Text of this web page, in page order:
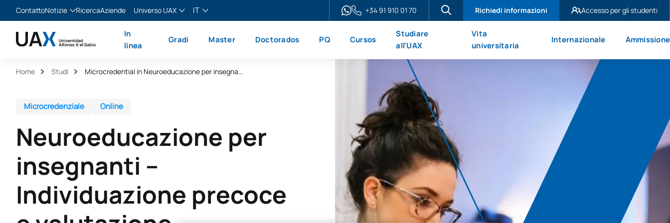
ContattoNotizie
Notizie
RicercaAziende
Universo UAX
XTART
IT
English
Français
+34 91 910 01 70 Richiedi informazioni
Accesso per gli studenti
UAX Mare Nostrum
In
linea
Gradi Master Doctorados PQ Cursos
Studiare
all'UAX
Vita
universitaria
Internazionale Ammissione
Home Studi Microcredential in Neuroeducazione per insegnanti - Neuroeducazione per insegnanti - Diagnosi precoce e valutazione neuropsicologica
Microcredenziale Online
Neuroeducazione per
insegnanti –
Individuazione precoce